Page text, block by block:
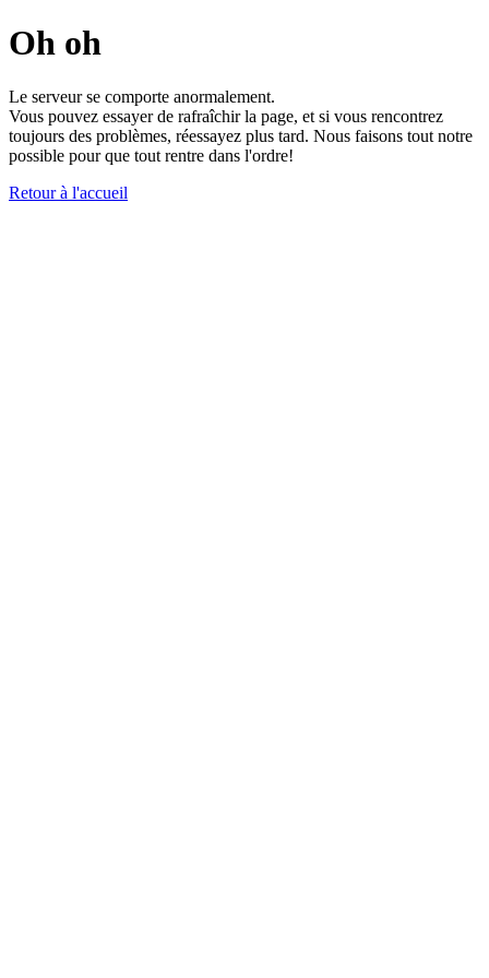
Oh oh
Le serveur se comporte anormalement.
Vous pouvez essayer de rafraîchir la page, et si vous rencontrez
toujours des problèmes, réessayez plus tard. Nous faisons tout notre
possible pour que tout rentre dans l'ordre!
Retour à l'accueil